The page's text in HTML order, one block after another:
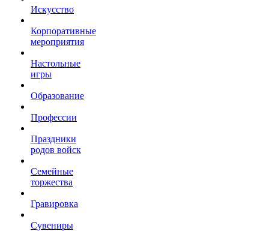
Искусство
Корпоративные
мероприятия
Настольные
игры
Образование
Профессии
Праздники
родов войск
Семейные
торжества
Гравировка
Сувениры